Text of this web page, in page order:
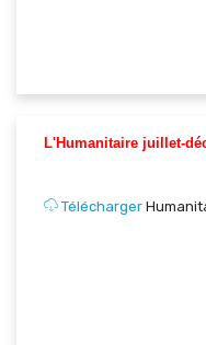
L'Humanitaire juillet-
Télécharger